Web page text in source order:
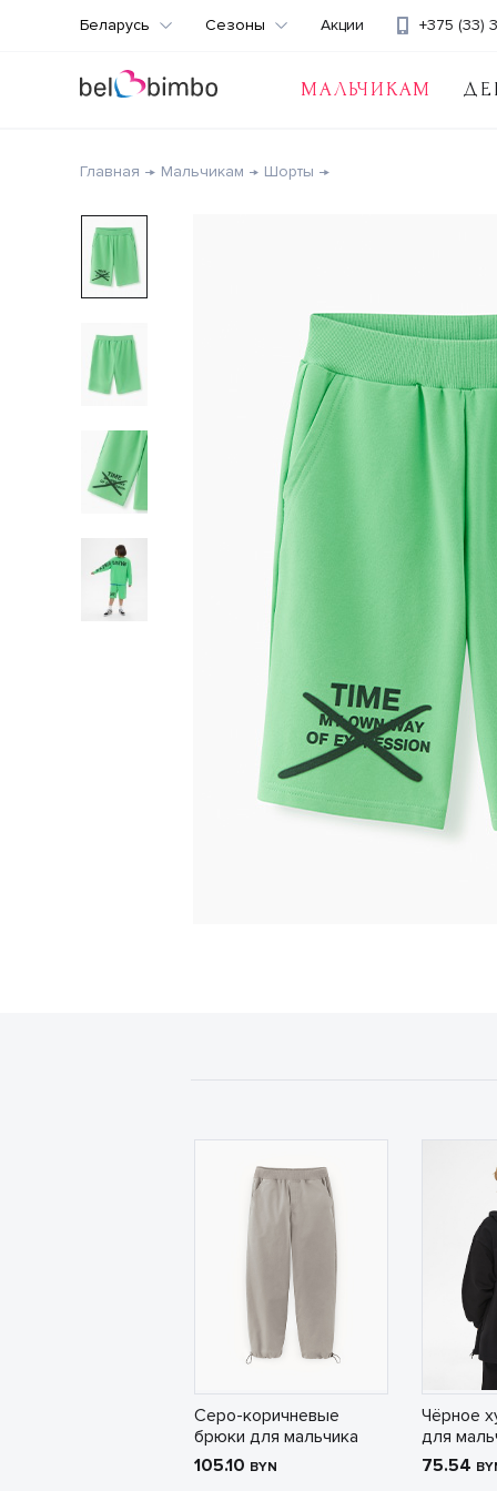
МАЛЬЧИКАМ
+375 (33)
Беларусь Сезоны Акции
Главная Мальчикам Шорты
Серо-коричневые
брюки для мальчика
105.10 BYN
Чёрное
для
75.54